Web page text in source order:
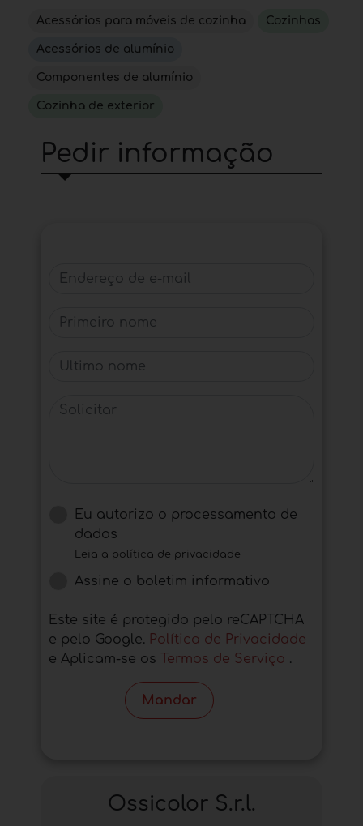
Acessórios para móveis de cozinha Cozinhas
Acessórios de alumínio
Componentes de alumínio
Cozinha de exterior
Pedir informação
Endereço de e-mail
Primeiro nome
Último nome
Solicitar
Eu autorizo ​​o processamento de
dados
Leia a política de privacidade
Assine o boletim informativo
Este site é protegido pelo reCAPTCHA
e pelo Google. Política de Privacidade
e Aplicam-se os
Termos de Serviço .
Mandar
Ossicolor S.r.l.